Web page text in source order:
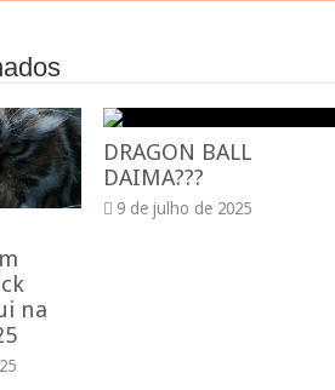
na
DRAGON BALL
DAIMA???
9 de julho de 2025